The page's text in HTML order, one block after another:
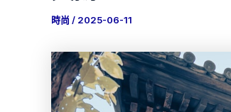
時尚 / 2025-06-11